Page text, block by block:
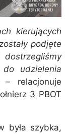
kierujących
podjęte
udzielenia
relacjonuje
3 PBOT
była szybka,